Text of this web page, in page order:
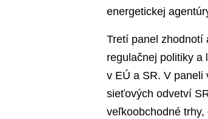
energetickej
Tretí panel zhodnotí
regulačnej politiky a
v EÚ a SR. V paneli
sieťových odvetví
veľkoobchodné